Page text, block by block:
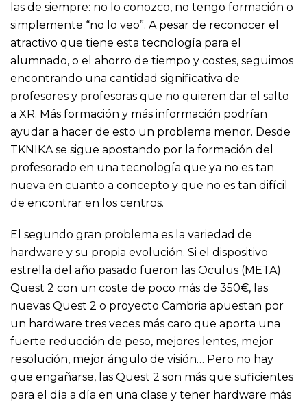
las de siempre: no lo conozco, no tengo formación o
simplemente “no lo veo”. A pesar de reconocer el
atractivo que tiene esta tecnología para el
alumnado, o el ahorro de tiempo y costes, seguimos
encontrando una cantidad significativa de
profesores y profesoras que no quieren dar el salto
a XR. Más formación y más información podrían
ayudar a hacer de esto un problema menor. Desde
TKNIKA se sigue apostando por la formación del
profesorado en una tecnología que ya no es tan
nueva en cuanto a concepto y que no es tan difícil
de encontrar en los centros.
El segundo gran problema es la variedad de
hardware y su propia evolución. Si el dispositivo
estrella del año pasado fueron las Oculus (META)
Quest 2 con un coste de poco más de 350€, las
nuevas Quest 2 o proyecto Cambria apuestan por
un hardware tres veces más caro que aporta una
fuerte reducción de peso, mejores lentes, mejor
resolución, mejor ángulo de visión… Pero no hay
que engañarse, las Quest 2 son más que suficientes
para el día a día en una clase y tener hardware más